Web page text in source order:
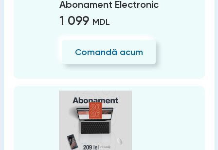
Abonament Electronic
1 099 MDL
Comandă acum